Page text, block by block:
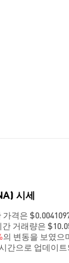
시세
격은
거래량은
의 변동을 보였으
간으로 업데이